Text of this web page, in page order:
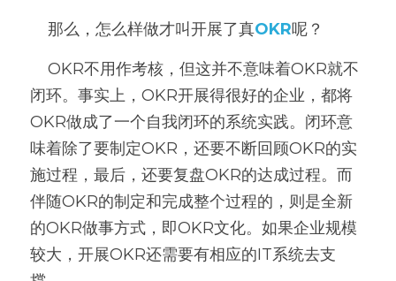
    那么，怎么样做才叫开展了真
OKR呢？
闭环。事实上，OKR开展得很好的企业，都将
OKR做成了一个自我闭环的系统实践。闭环意
味着除了要制定OKR，还要不断回顾OKR的实
施过程，最后，还要复盘OKR的达成过程。而
伴随OKR的制定和完成整个过程的，则是全新
的OKR做事方式，即OKR文化。如果企业规模
较大，开展OKR还需要有相应的IT系统去支